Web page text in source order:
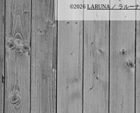
©2026 LARUNA ／ ラルーナ